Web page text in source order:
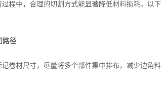
过程中，合理的切割方式能显著降低材料损耗。以
路径
材尺寸，尽量将多个部件集中排布，减少边角